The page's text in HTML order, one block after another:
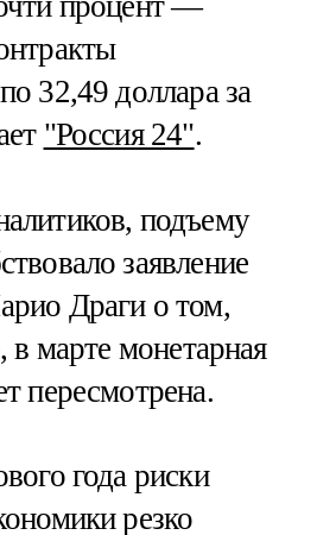
32,49 доллара за
"Россия 24".
подъему
заявление
Драги о том,
в марте монетарная
пересмотрена.
года риски
резко